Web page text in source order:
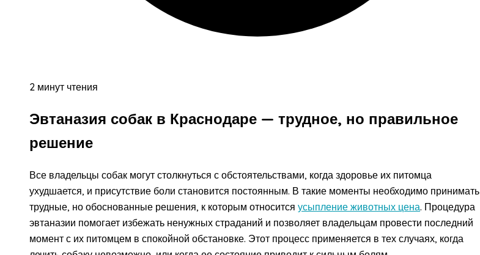
2 минут чтения
Эвтаназия собак в Краснодаре — трудное, но правильное
решение
Все владельцы собак могут столкнуться с обстоятельствами, когда здоровье их питомца
ухудшается, и присутствие боли становится постоянным. В такие моменты необходимо принимать
трудные, но обоснованные решения, к которым относится усыпление животных цена. Процедура
эвтаназии помогает избежать ненужных страданий и позволяет владельцам провести последний
момент с их питомцем в спокойной обстановке. Этот процесс применяется в тех случаях, когда